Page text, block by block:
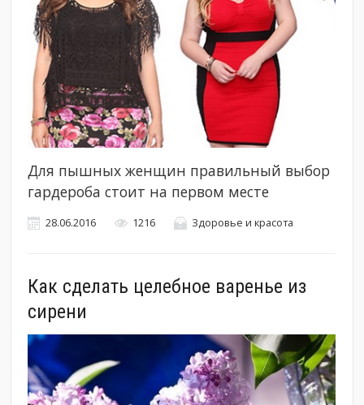
Для пышных женщин правильный выбор
гардероба стоит на первом месте
28.06.2016 1216 Здоровье и красота
Как сделать целебное варенье из
сирени